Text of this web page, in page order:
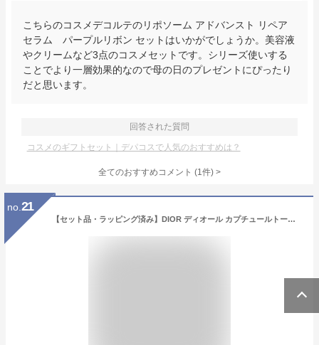
こちらのコスメデコルテのリポソーム アドバンスト リペア
セラム パープルリボン セットはいかがでしょうか。美容液
やクリームなど3点のコスメセットです。シリーズ使いする
ことでより一層効果的なので母の日のプレゼントにぴったり
だと思います。
回答された質問
コスメのギフトセット｜デパコスで人気のおすすめは？
全てのおすすめコメント (1件) >
no. 21
【セット品・ラッピング済み】DIOR ディオール カプチュールトータル ENGY トラベルセット(洗顔・美容液・乳液・アイクリーム) ＋ポーチ プレゼント ギフト【ショッパー フラワー ギフトボックス付き】